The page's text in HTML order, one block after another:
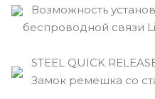
Возможность
беспроводной связи
STEEL QUICK
Замок ремешка со